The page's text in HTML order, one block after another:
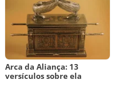
Arca da Aliança: 13
versículos sobre ela